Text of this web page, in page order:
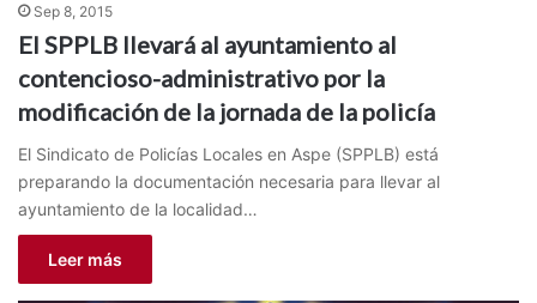
Sep 8, 2015
El SPPLB llevará al ayuntamiento al
contencioso-administrativo por la
modificación de la jornada de la policía
El Sindicato de Policías Locales en Aspe (SPPLB) está
preparando la documentación necesaria para llevar al
ayuntamiento de la localidad…
Leer más